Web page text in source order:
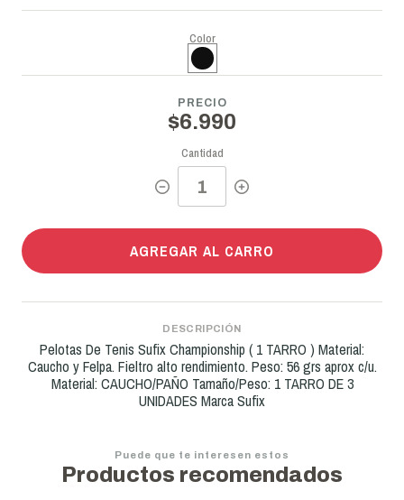
Color
PRECIO
$6.990
Cantidad
AGREGAR AL CARRO
DESCRIPCIÓN
Pelotas De Tenis Sufix Championship ( 1 TARRO ) Material:
Caucho y Felpa. Fieltro alto rendimiento. Peso: 56 grs aprox c/u.
Material: CAUCHO/PAÑO Tamaño/Peso: 1 TARRO DE 3
UNIDADES Marca Sufix
Puede que te interesen estos
Productos recomendados